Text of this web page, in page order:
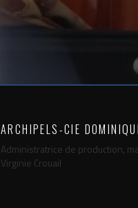
ARCHIPELS-CIE
Administratrice de production,
Virginie Crouail